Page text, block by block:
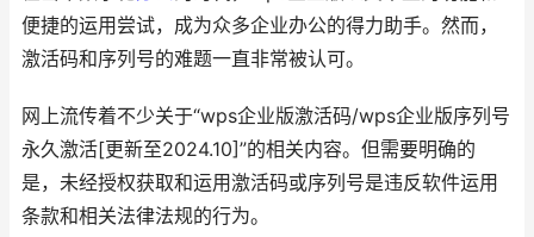
便捷的运用尝试，成为众多企业办公的得力助手。然而，
激活码和序列号的难题一直非常被认可。
网上流传着不少关于“wps企业版激活码/wps企业版序列号
永久激活[更新至2024.10]”的相关内容。但需要明确的
是，未经授权获取和运用激活码或序列号是违反软件运用
条款和相关法律法规的行为。